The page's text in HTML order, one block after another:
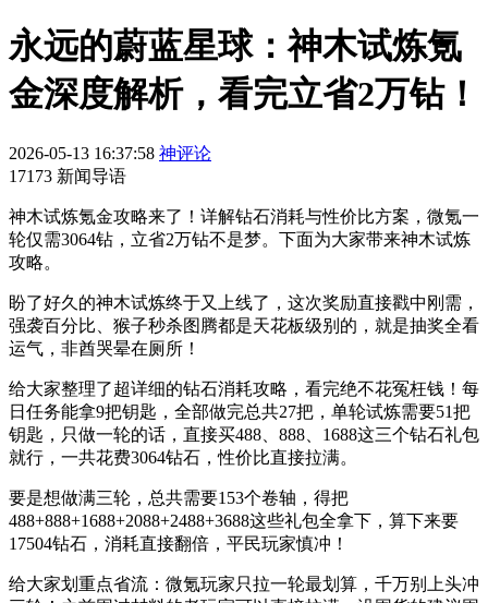
永远的蔚蓝星球：神木试炼氪
金深度解析，看完立省2万钻！
2026-05-13 16:37:58 神评论
17173 新闻导语
神木试炼氪金攻略来了！详解钻石消耗与性价比方案，微氪一
轮仅需3064钻，立省2万钻不是梦。下面为大家带来神木试炼
攻略。
盼了好久的神木试炼终于又上线了，这次奖励直接戳中刚需，
强袭百分比、猴子秒杀图腾都是天花板级别的，就是抽奖全看
运气，非酋哭晕在厕所！
给大家整理了超详细的钻石消耗攻略，看完绝不花冤枉钱！每
日任务能拿9把钥匙，全部做完总共27把，单轮试炼需要51把
钥匙，只做一轮的话，直接买488、888、1688这三个钻石礼包
就行，一共花费3064钻石，性价比直接拉满。
要是想做满三轮，总共需要153个卷轴，得把
488+888+1688+2088+2488+3688这些礼包全拿下，算下来要
17504钻石，消耗直接翻倍，平民玩家慎冲！
给大家划重点省流：微氪玩家只拉一轮最划算，千万别上头冲